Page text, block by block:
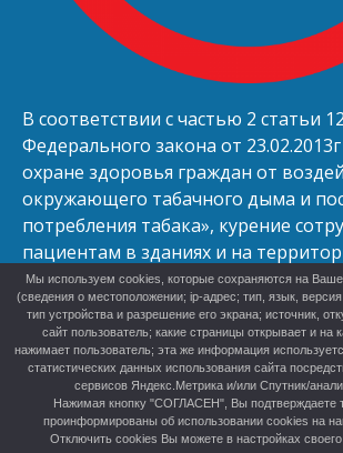
В соответствии с частью 2 статьи 12
Федерального закона от
охране здоровья граждан от
окружающего табачного дыма и
потребления табака», курение
пациентам в зданиях и на
ограниченной ответственностью
запрещено.
Мы используем cookies, которые сохраняются на
(сведения о местоположении; ip-адрес; тип, язык,
тип устройства и разрешение его экрана; источник,
сайт пользователь; какие страницы открывает и на
нажимает пользователь; эта же информация
статистических данных использования сайта
сервисов Яндекс.Метрика и/или Спутник/
Нажимая кнопку "СОГЛАСЕН", Вы подтверждаете
проинформированы об использовании cookies на
Отключить cookies Вы можете в настройках своего